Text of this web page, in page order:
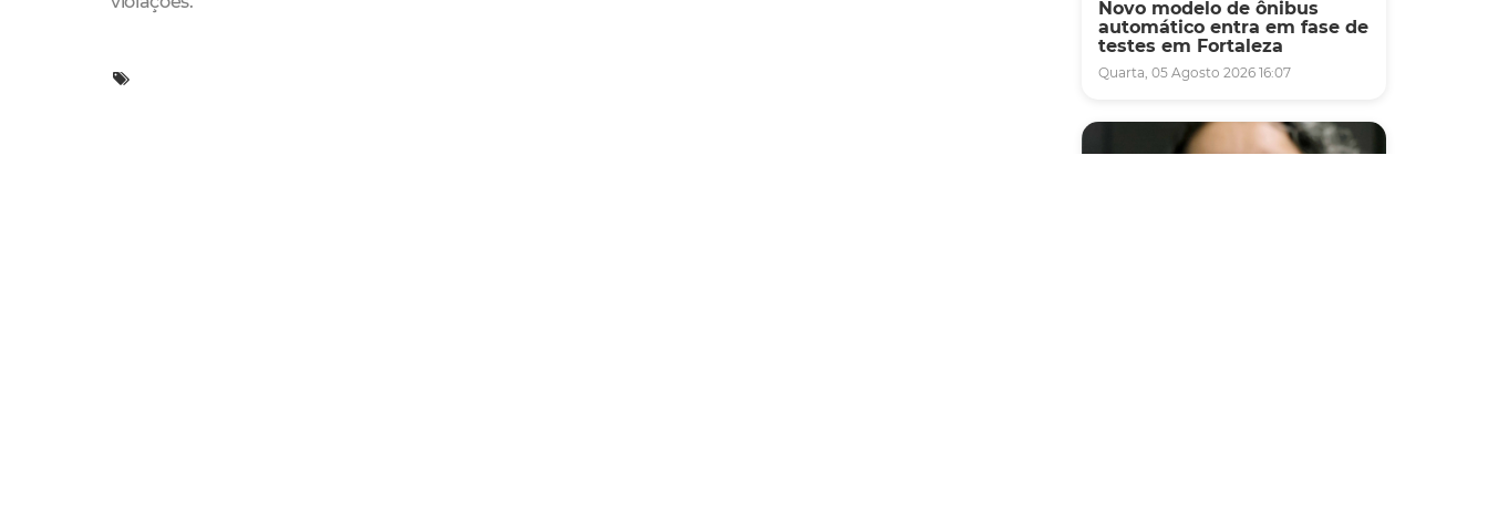
Novo modelo de ônibus
automático entra em fase de
testes em Fortaleza
Quarta, 05 Agosto 2026 16:07